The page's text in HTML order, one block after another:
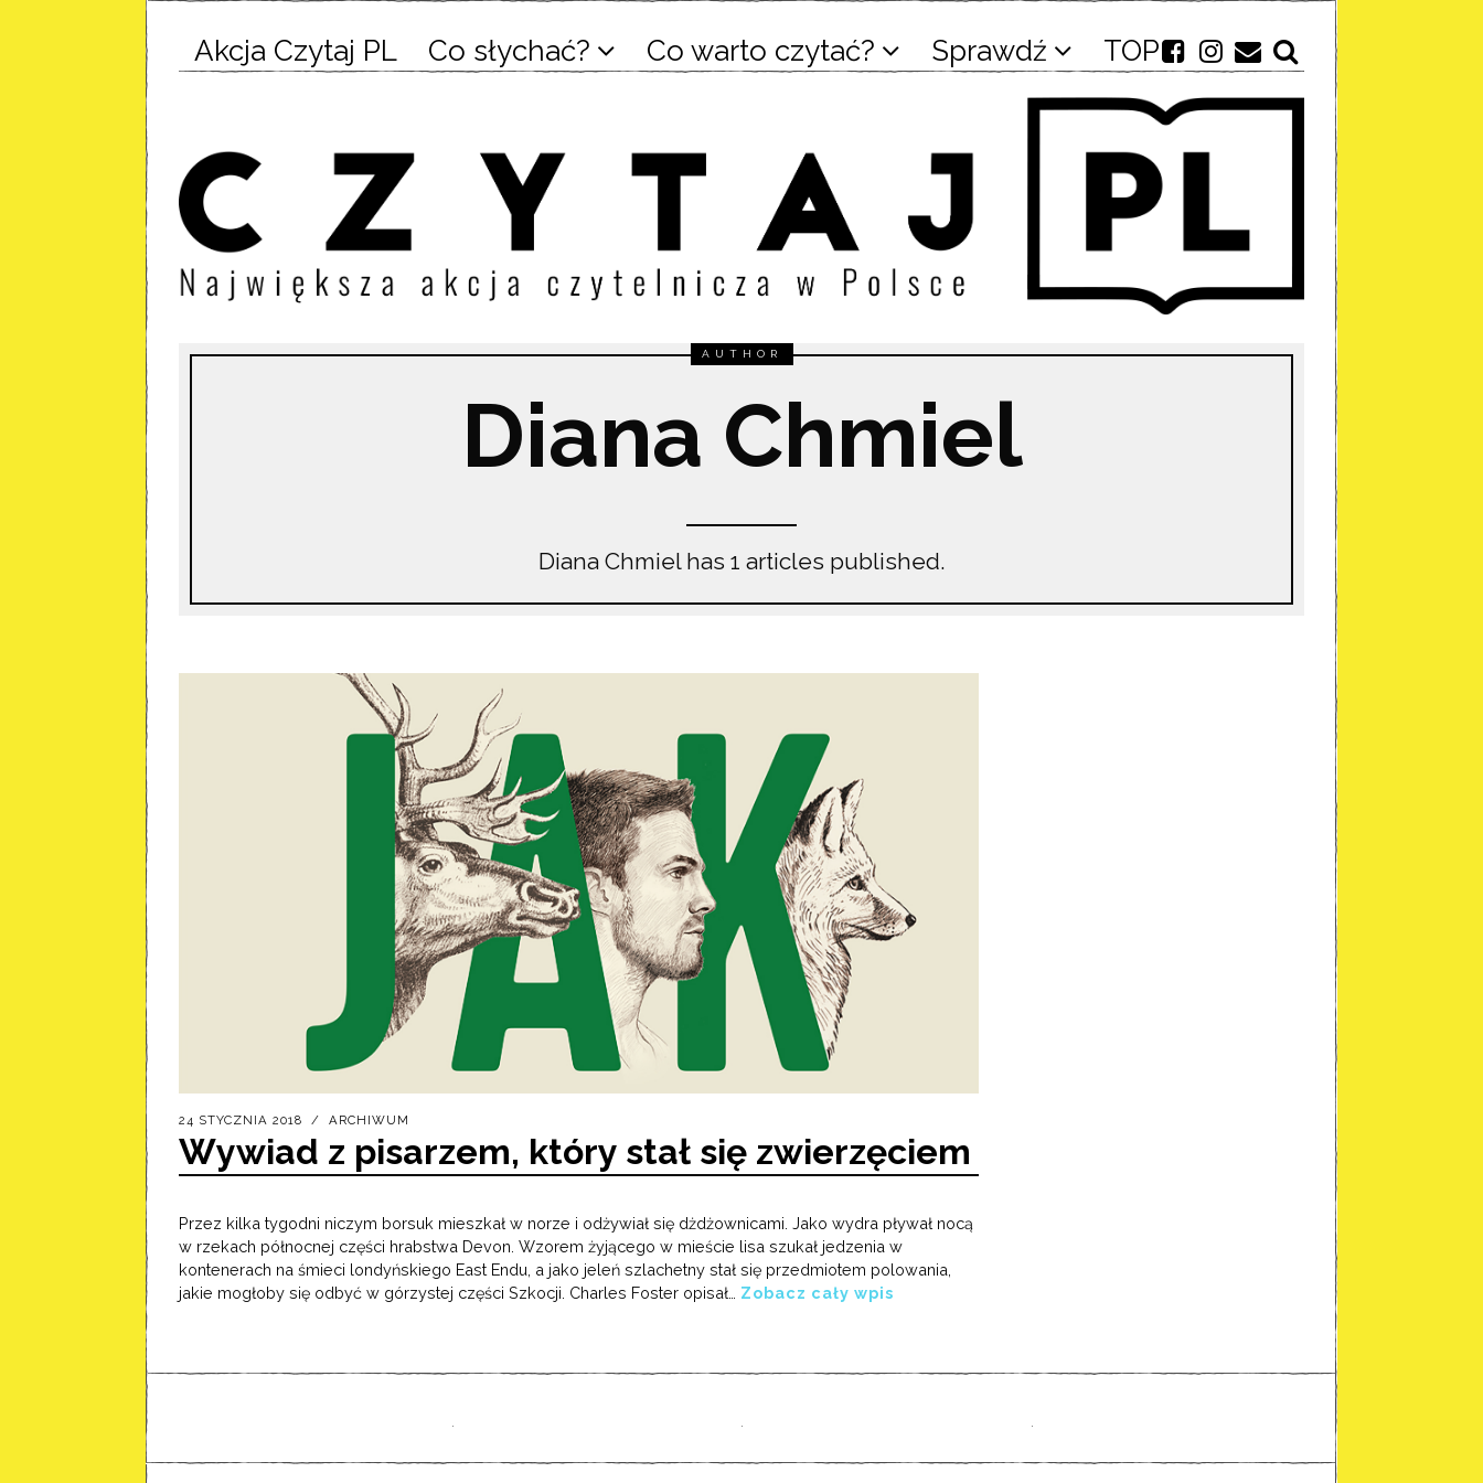
Akcja Czytaj PL Co słychać? Co warto czytać? Sprawdź TOP
AUTHOR
Diana Chmiel
Diana Chmiel has 1 articles published.
24 STYCZNIA 2018 ARCHIWUM
Wywiad z pisarzem, który stał się zwierzęciem
Przez kilka tygodni niczym borsuk mieszkał w norze i odżywiał się dżdżownicami. Jako wydra pływał nocą
w rzekach północnej części hrabstwa Devon. Wzorem żyjącego w mieście lisa szukał jedzenia w
kontenerach na śmieci londyńskiego East Endu, a jako jeleń szlachetny stał się przedmiotem polowania,
jakie mogłoby się odbyć w górzystej części Szkocji. Charles Foster opisał… Zobacz cały wpis